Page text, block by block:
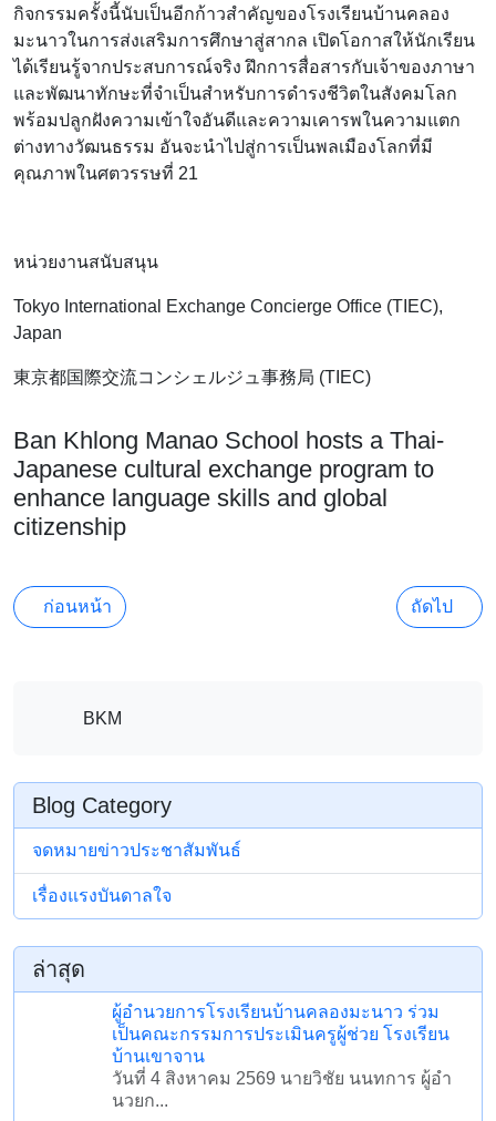
จำเป็นสำหรับการดำรงชีวิตในสังคมโลก พร้อมปลูกฝังความเข้าใจอัน
ดีและความเคารพในความแตกต่างทางวัฒนธรรม อันจะนำไปสู่การ
เป็นพลเมืองโลกที่มีคุณภาพในศตวรรษที่ 21
หน่วยงานสนับสนุน
Tokyo International Exchange Concierge Office (TIEC),
東京都国際交流コンシェルジュ事務局 (TIEC)
Ban Khlong Manao School hosts a Thai-
enhance language skills and global
ก่อนหน้า
BKM
เรื่องแรงบันดาลใจ
ล่าสุด
ผู้อำนวยการโรงเรียนบ้านคลองมะนาว ร่วมเป็น
คณะกรรมการประเมินครูผู้ช่วย โรงเรียนบ้านเขา
จาน
ยก...
โรงเรียนบ้านคลองมะนาวดำเนินการประเมินครูผู้
ช่วย ครั้งที่ 3
วันที่ 4 สิงหาคม 2569 โรงเรียนบ้านคลองมะนาว
สัง...